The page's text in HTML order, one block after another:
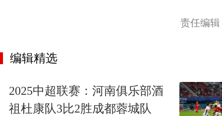
责任编
编辑精选
2025中超联赛：河南俱乐部酒
祖杜康队3比2胜成都蓉城队